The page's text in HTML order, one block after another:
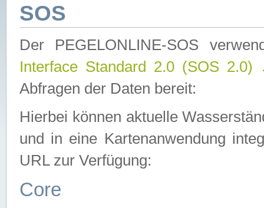
SOS
Der PEGELONLINE-SOS
Interface Standard 2.0 (SOS 2.0)
Abfragen der Daten bereit:
Hierbei können aktuelle
und in eine Kartenanwendung
URL zur Verfügung:
Core